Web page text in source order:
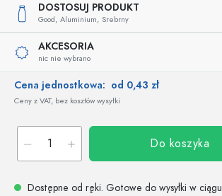
DOSTOSUJ PRODUKT
Good, Aluminium, Srebrny
AKCESORIA
nic nie wybrano
Cena jednostkowa: od 0,43 zł
Ceny z VAT, bez kosztów wysyłki
Do koszyka
Dostępne od ręki. Gotowe do wysyłki w ciągu